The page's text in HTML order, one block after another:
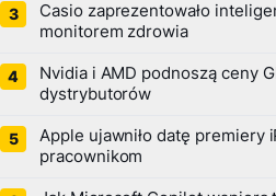
Casio zaprezentowało
monitorem zdrowia
Nvidia i AMD podnoszą ceny
dystrybutorów
Apple ujawniło datę premiery
pracownikom